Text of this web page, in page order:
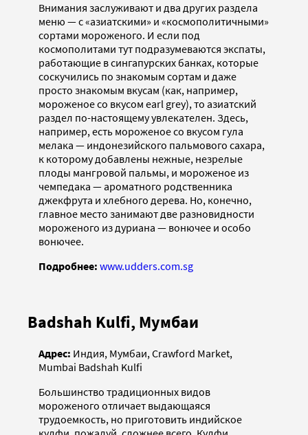
Внимания заслуживают и два других раздела
меню — с «азиатскими» и «космополитичными»
сортами мороженого. И если под
космополитами тут подразумеваются экспаты,
работающие в сингапурских банках, которые
соскучились по знакомым сортам и даже
просто знакомым вкусам (как, например,
мороженое со вкусом earl grey), то азиатский
раздел по-настоящему увлекателен. Здесь,
например, есть мороженое со вкусом гула
мелака — индонезийского пальмового сахара,
к которому добавлены нежные, незрелые
плоды мангровой пальмы, и мороженое из
чемпедака — ароматного родственника
джекфрута и хлебного дерева. Но, конечно,
главное место занимают две разновидности
мороженого из дуриана — вонючее и особо
вонючее.
Подробнее: www.udders.com.sg
Badshah Kulfi, Мумбаи
Адрес: Индия, Мумбаи, Crawford Market,
Mumbai Badshah Kulfi
Большинство традиционных видов
мороженого отличает выдающаяся
трудоемкость, но приготовить индийское